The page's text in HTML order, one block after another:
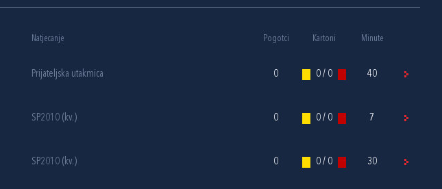
Natjecanje Pogotci Kartoni Minute
Prijateljska utakmica 0 0 / 0 40
SP2010 (kv.) 0 0 / 0 7
SP2010 (kv.) 0 0 / 0 30